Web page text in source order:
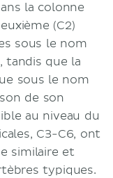
la colonne
(C2)
sous le nom
tandis que la
sous le nom
de son
au niveau du
C3-C6, ont
similaire et
typiques.